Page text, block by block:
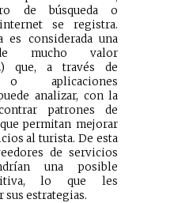
de búsqueda o
se registra.
es considerada una
mucho valor
que, a través de
o aplicaciones
analizar, con la
patrones de
permitan mejorar
al turista. De esta
de servicios
una posible
lo que les
estrategias.